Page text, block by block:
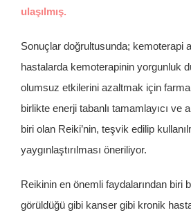
ulaşılmış.
Sonuçlar doğrultusunda; kemoterapi
hastalarda kemoterapinin yorgunluk
olumsuz etkilerini azaltmak için
birlikte enerji tabanlı tamamlayıcı ve
biri olan Reiki’nin, teşvik edilip
yaygınlaştırılması öneriliyor.
Reikinin en önemli faydalarından biri
görüldüğü gibi kanser gibi kronik